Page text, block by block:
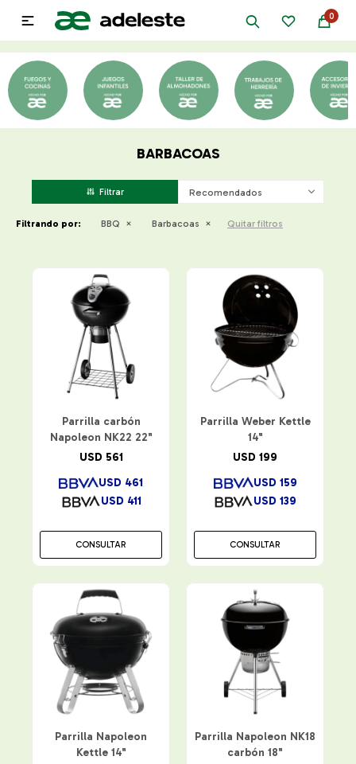
0

BARBACOAS
Recomendados
Filtrando por: BBQ Barbacoas Quitar filtros
Parrilla carbón
Napoleon NK22 22"
USD 561
USD 411
USD 461
CONSULTAR
Parrilla Weber Kettle
14"
USD 199
USD 139
USD 159
CONSULTAR
Parrilla Napoleon
Kettle 14"
Parrilla Napoleon NK18
carbón 18"